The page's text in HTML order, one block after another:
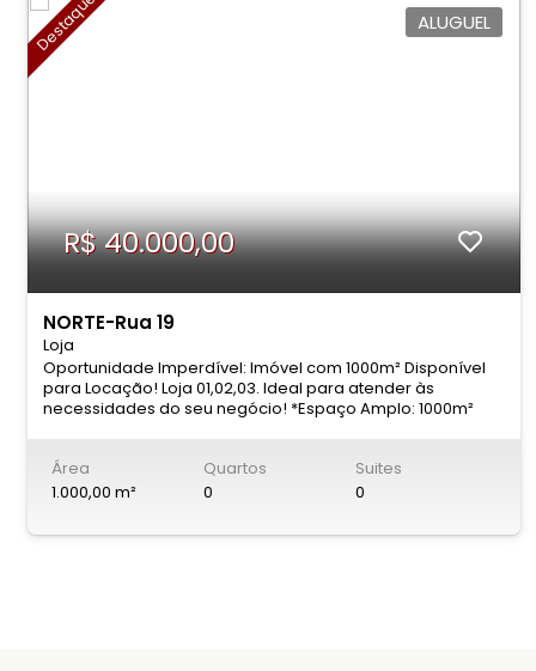
Destaque ALUGUEL
R$ 40.000,00
NORTE-Rua 19
Loja
Oportunidade Imperdível: Imóvel com 1000m² Disponível
para Locação! Loja 01,02,03. Ideal para atender às
necessidades do seu negócio! *Espaço Amplo: 1000m²
8.750,00. *Valor do aluguel liquido: R$ 40.000,00 (Com
pagamento até o vencimento). *Condomínio: R$ 3.117,00.
aproximadamente R$ 8.196,06). Os valores de taxas
Área
1.000,00 m²
Quartos
0
Suites
0